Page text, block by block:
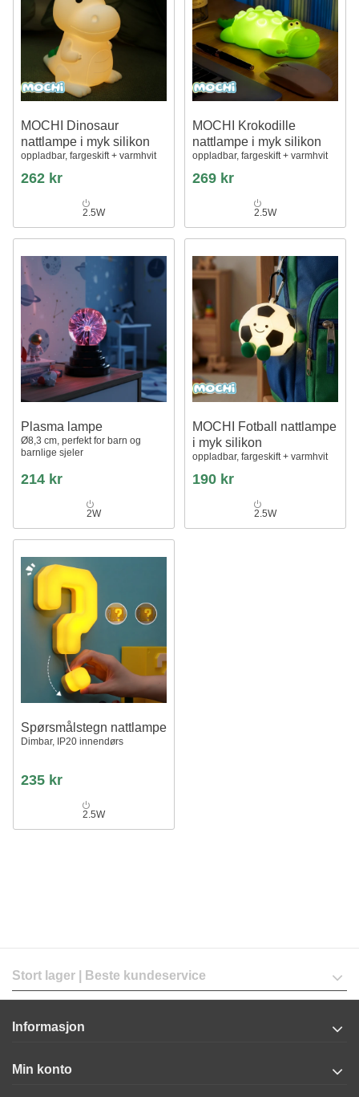
MOCHI Dinosaur
nattlampe i myk silikon
oppladbar, fargeskift + varmhvit
262 kr
2.5W
MOCHI Krokodille
nattlampe i myk silikon
oppladbar, fargeskift + varmhvit
269 kr
2.5W
Plasma lampe
Ø8,3 cm, perfekt for barn og
barnlige sjeler
214 kr
2W
MOCHI Fotball nattlampe
i myk silikon
oppladbar, fargeskift + varmhvit
190 kr
2.5W
Spørsmålstegn nattlampe
Dimbar, IP20 innendørs
235 kr
2.5W
Stort lager | Beste kundeservice
Informasjon
Min konto